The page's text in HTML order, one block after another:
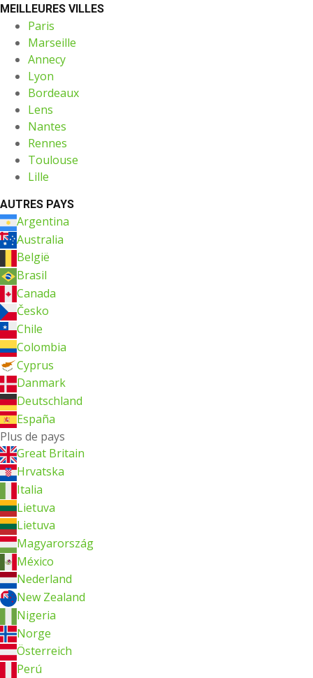
MEILLEURES VILLES
Paris
Marseille
Annecy
Lyon
Bordeaux
Lens
Nantes
Rennes
Toulouse
Lille
AUTRES PAYS
Argentina
Australia
België
Brasil
Canada
Česko
Chile
Colombia
Cyprus
Danmark
Deutschland
España
Plus de pays
Great Britain
Hrvatska
Italia
Lietuva
Lietuva
Magyarország
México
Nederland
New Zealand
Nigeria
Norge
Österreich
Perú